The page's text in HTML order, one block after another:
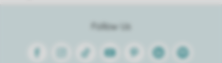
Follow Us
FacebookInstagram
Tiktok Youtube PinterestLinkedinSpotify